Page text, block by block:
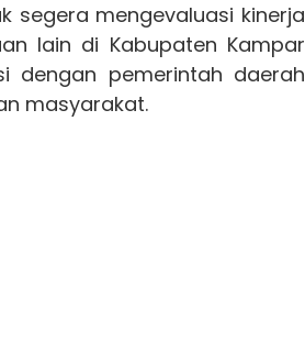
segera mengevaluasi kinerja
lain di Kabupaten Kampar
dengan pemerintah daerah
masyarakat.